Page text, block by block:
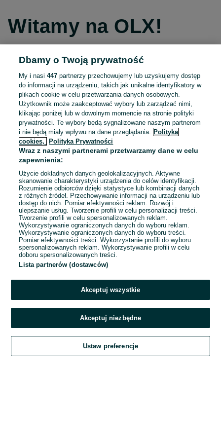
Witamy na OLX!
Kontynuuj przez Facebooka
Kontynuuj przez konto Apple
Kontynuuj przez konto Google
LUB
E-mail
Hasło
Zaloguj się
Kontynuując za pośrednictwem jednego z dostawców wskazanych powyżej,
OLX.pl w jego aktualnym brzmieniu.
Dbamy o Twoją prywatność
My i nasi447 partnerzy przechowujemy lub uzyskujemy dostęp
do informacji na urządzeniu, takich jak unikalne identyfikatory w
plikach cookie w celu przetwarzania danych osobowych.
Użytkownik może zaakceptować wybory lub zarządzać nimi,
klikając poniżej lub w dowolnym momencie na stronie polityki
prywatności. Te wybory będą sygnalizowane naszym partnerom
i nie będą miały wpływu na dane przeglądania.
Polityka
cookies,
Polityka Prywatności
Wraz z naszymi partnerami przetwarzamy dane w celu
zapewnienia:
Użycie dokładnych danych geolokalizacyjnych. Aktywne
skanowanie charakterystyki urządzenia do celów identyfikacji.
Rozumienie odbiorców dzięki statystyce lub kombinacji danych
z różnych źródeł. Przechowywanie informacji na urządzeniu lub
dostęp do nich. Pomiar efektywności reklam. Rozwój i
ulepszanie usług. Tworzenie profili w celu personalizacji treści.
Tworzenie profili w celu spersonalizowanych reklam.
Wykorzystywanie ograniczonych danych do wyboru reklam.
Wykorzystywanie ograniczonych danych do wyboru treści.
Pomiar efektywności treści. Wykorzystanie profili do wyboru
spersonalizowanych reklam. Wykorzystywanie profili w celu
doboru spersonalizowanych treści.
Lista partnerów (dostawców)
Akceptuj wszystkie
Akceptuj niezbędne
Ustaw preferencje